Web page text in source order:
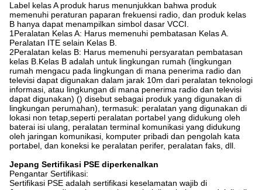
Label kelas A produk harus menunjukkan bahwa produk
memenuhi peraturan paparan frekuensi radio, dan produk kelas
B hanya dapat menampilkan simbol dasar VCCI.
1Peralatan Kelas A: Harus memenuhi pembatasan Kelas A.
Peralatan ITE selain Kelas B.
2Peralatan kelas B: Harus memenuhi persyaratan pembatasan
kelas B.Kelas B adalah untuk lingkungan rumah (lingkungan
rumah mengacu pada lingkungan di mana penerima radio dan
televisi dapat digunakan dalam jarak 10m dari peralatan teknologi
informasi, atau lingkungan di mana penerima radio dan televisi
dapat digunakan) () disebut sebagai produk yang digunakan di
lingkungan perumahan), termasuk: peralatan yang digunakan di
lokasi non tetap,seperti peralatan portabel yang didukung oleh
baterai isi ulang, peralatan terminal komunikasi yang didukung
oleh jaringan komunikasi, komputer pribadi dan pengolah kata
portabel, dan koneksi ke peralatan perifer, peralatan faks, dll.
Jepang Sertifikasi PSE diperkenalkan
Pengantar Sertifikasi:
Sertifikasi PSE adalah sertifikasi keselamatan wajib di